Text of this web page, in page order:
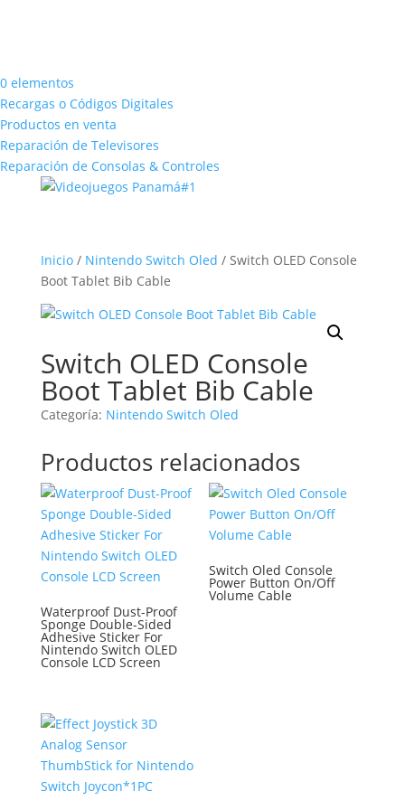
0 elementos
Recargas o Códigos Digitales
Productos en venta
Reparación de Televisores
Reparación de Consolas & Controles
Inicio/ Nintendo Switch Oled / Switch OLED Console
Boot Tablet Bib Cable
Switch OLED Console
Boot Tablet Bib Cable
Categoría: Nintendo Switch Oled
Productos relacionados
Waterproof Dust-Proof
Sponge Double-Sided
Adhesive Sticker For
Nintendo Switch OLED
Console LCD Screen
Switch Oled Console
Power Button On/Off
Volume Cable